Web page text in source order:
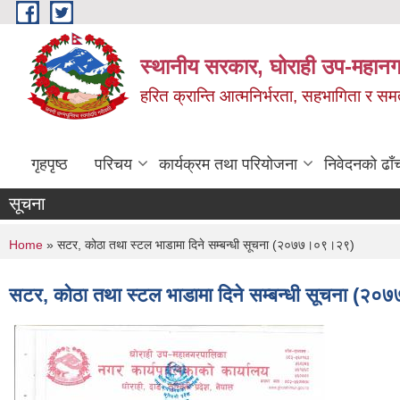
Skip to main content
स्थानीय सरकार, घोराही उप-
हरित क्रान्ति आत्मनिर्भरता, सहभागिता र
गृहपृष्ठ परिचय कार्यक्रम तथा परियोजना निवेदनको
सूचना
You are here
Home » सटर, कोठा तथा स्टल भाडामा दिने सम्बन्धी सूचना (२०७७।०९।२९)
सटर, कोठा तथा स्टल भाडामा दिने सम्बन्धी सूचना